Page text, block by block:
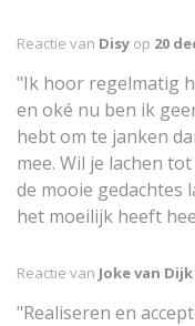
Reactie van Disy op 20
"Ik hoor regelmatig
en oké nu ben ik
hebt om te janken
mee. Wil je lachen
de mooie gedachtes
het moeilijk heeft
Reactie van Joke van
"Realiseren en